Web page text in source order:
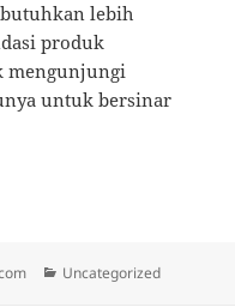
lebih
produk
mengunjungi
untuk bersinar
Categories
Uncategorized